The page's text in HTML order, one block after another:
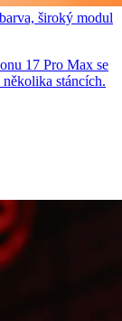
široký modul
17 Pro Max se
stáncích.